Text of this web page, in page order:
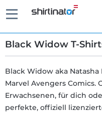
Black Widow T-
Schnelle
Lieferung
Black Widow aka
Marvel Avengers Comics.
Erwachsenen, für dich
perfekte, offiziell